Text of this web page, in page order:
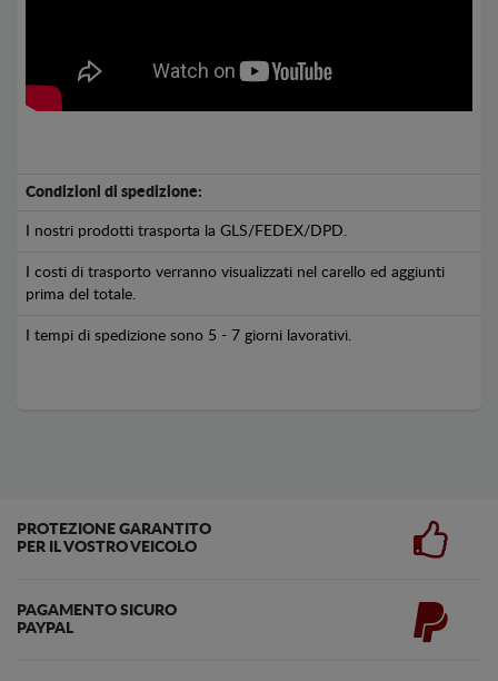
Condizioni di spedizione:
I nostri prodotti trasporta la GLS/FEDEX/DPD.
I costi di trasporto verranno visualizzati nel carello ed aggiunti
prima del totale.
I tempi di spedizione sono 5 - 7 giorni lavorativi.
PROTEZIONE GARANTITO
PER IL VOSTRO VEICOLO
PAGAMENTO SICURO
PAYPAL